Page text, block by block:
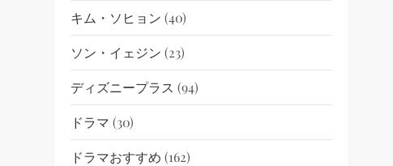
キム・ソヒョン (40)
ソン・イェジン (23)
ディズニープラス (94)
ドラマ (30)
ドラマおすすめ (162)